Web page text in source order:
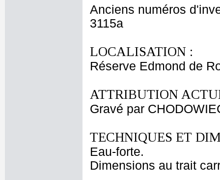
Anciens numéros
3115a
LOCALISATION :
Réserve Edmond de
ATTRIBUTION
Gravé par
TECHNIQUES ET
Eau-forte.
Dimensions au trait